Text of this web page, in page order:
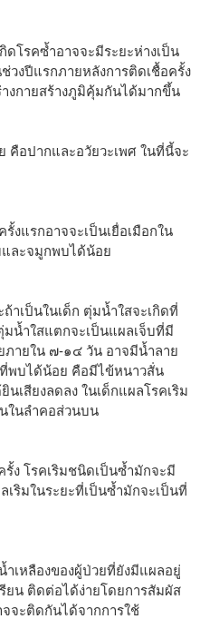
ดโรคซ้ำอาจจะมีระยะห่างเป็น
วงปีแรกภายหลังการติดเชื้อครั้ง
งกายสร้างภูมิคุ้มกันได้มากขึ้น
คือปากและอวัยวะเพศ ในที่นี้จะ
งแรกอาจจะเป็นเยื่อเมือกใน
ละจมูกพบได้น้อย
าเป็นในเด็ก ตุ่มน้ำใสจะเกิดที่
น้ำใสแตกจะเป็นแผลเจ็บที่มี
ภายใน ๗-๑๔ วัน อาจมีน้ำลาย
พบได้น้อย คือมีไข้หนาวสั่น
เสียงลดลง ในเด็กแผลโรคเริม
ในลำคอส่วนบน
ง โรคเริมชนิดเป็นซ้ำมักจะมี
เริมในระยะที่เป็นซ้ำมักจะเป็นที่
ำเหลืองของผู้ป่วยที่ยังมีแผลอยู่
ยน ติดต่อได้ง่ายโดยการสัมผัส
จะติดกันได้จากการใช้